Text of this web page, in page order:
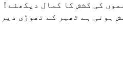
کی کشش کا کمال دیکھئے
ہوتی ہے ٹھہر کے تھوڑی دیر